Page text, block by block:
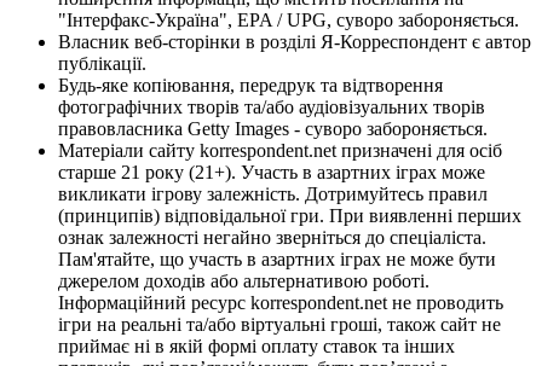
"Інтерфакс-Україна", EPA / UPG, суворо забороняється.
Власник веб-сторінки в розділі Я-Корреспондент є автор
публікації.
Будь-яке копіювання, передрук та відтворення
фотографічних творів та/або аудіовізуальних творів
правовласника Getty Images - суворо забороняється.
Матеріали сайту korrespondent.net призначені для осіб
старше 21 року (21+). Участь в азартних іграх може
викликати ігрову залежність. Дотримуйтесь правил
(принципів) відповідальної гри. При виявленні перших
ознак залежності негайно зверніться до спеціаліста.
Пам'ятайте, що участь в азартних іграх не може бути
джерелом доходів або альтернативою роботі.
Інформаційний ресурс korrespondent.net не проводить
ігри на реальні та/або віртуальні гроші, також сайт не
приймає ні в якій формі оплату ставок та інших